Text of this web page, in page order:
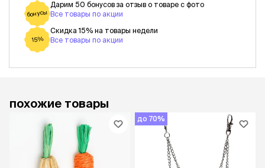
бонусы
Дарим 50 бонусов за отзыв о товаре с фото
Все товары по акции
15%
Скидка 15% на товары недели
Все товары по акции
похожие товары
до 70%